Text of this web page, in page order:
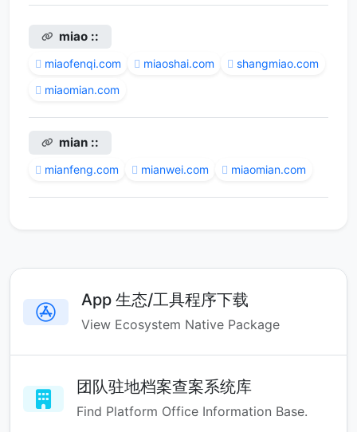
miao ::
miaofenqi.com miaoshai.com
shangmiao.com
miaomian.com
mian ::
mianfeng.com mianwei.com miaomian.com
App 生态/工具程序下载
View Ecosystem Native Package
团队驻地档案查案系统库
Find Platform Office Information Base.